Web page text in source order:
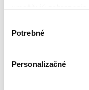
keby sme mohli
súhlasu
Potrebné
Personalizačné
9,99 €
Máte čítačku, tablet
budete ju mať
Vložiť do košíka